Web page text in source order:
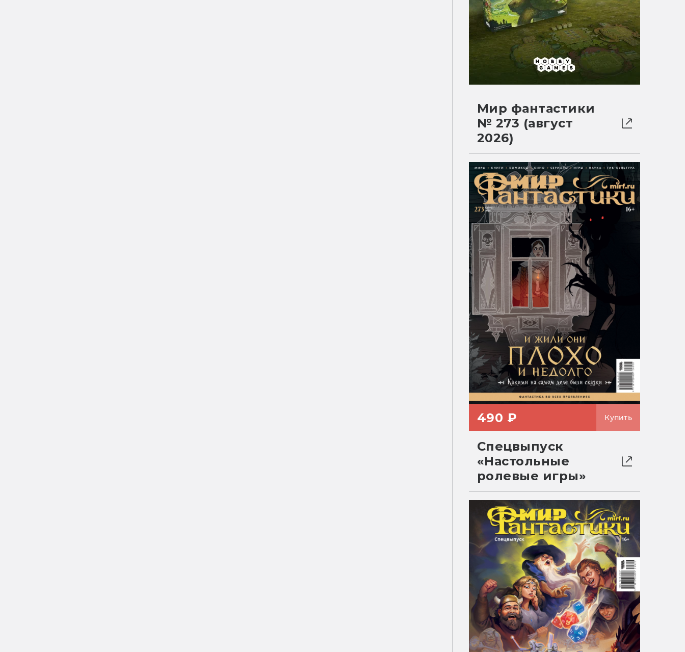
Мир фантастики
№ 273 (август
2026)
490 ₽ Купить
Спецвыпуск
«Настольные
ролевые игры»